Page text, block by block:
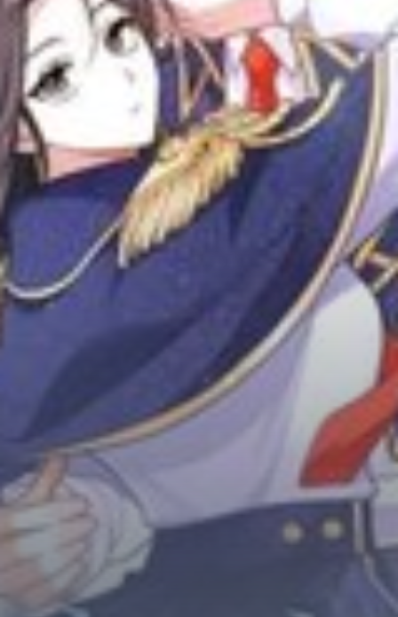
Tu Tiên
Ngôn Tình
Slice Of Life
School Life
Manga
Xuyên Không
Shounen
Cổ Đại
Chuyển Sinh
Psychological
Martial Arts
Shoujo
Historical